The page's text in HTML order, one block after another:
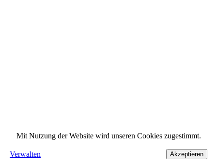
Mit Nutzung der Website wird unseren Cookies zugestimmt.
Verwalten Akzeptieren